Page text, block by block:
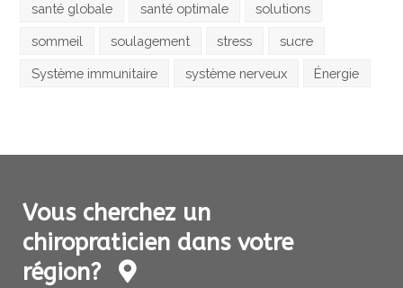
santé globale santé optimale solutions
sommeil soulagement stress sucre
Système immunitaire système nerveux Énergie
Vous cherchez un
chiropraticien dans votre
région?